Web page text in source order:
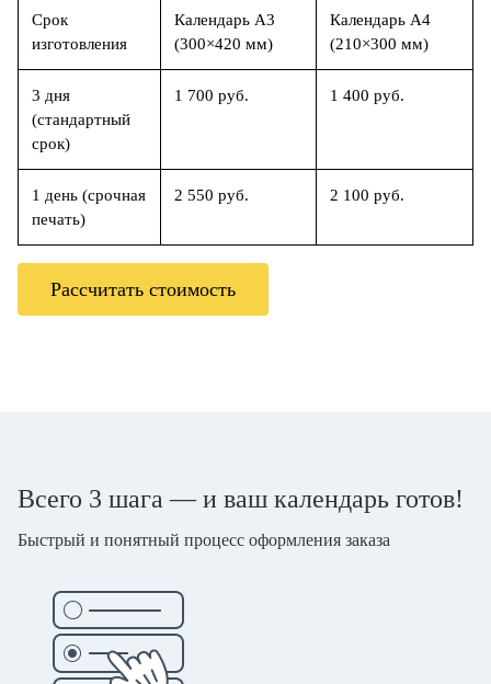
Срок
изготовления
Календарь А3
(300×420 мм)
Календарь А4
(210×300 мм)
3 дня
(стандартный
срок)
1 700 руб. 1 400 руб.
1 день (срочная
печать)
2 550 руб. 2 100 руб.
Рассчитать стоимость
Всего 3 шага — и ваш календарь готов!
Быстрый и понятный процесс оформления заказа